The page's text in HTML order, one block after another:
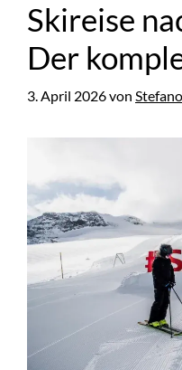
Skireise
Der
3. April 2026von